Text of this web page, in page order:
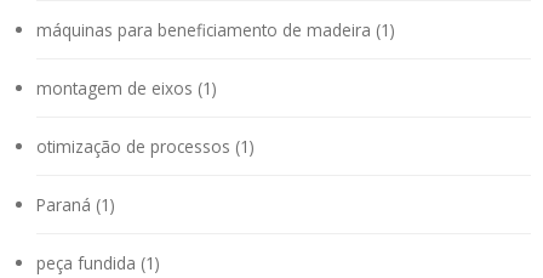
máquinas para beneficiamento de madeira (1)
montagem de eixos (1)
otimização de processos (1)
Paraná (1)
peça fundida (1)